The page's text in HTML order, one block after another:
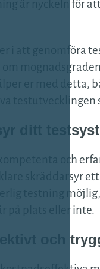
är nyckeln för
i att genomföra
er med detta,
testutvecklingen
ditt
och
skräddarsyr
testning
på plats eller inte.
och